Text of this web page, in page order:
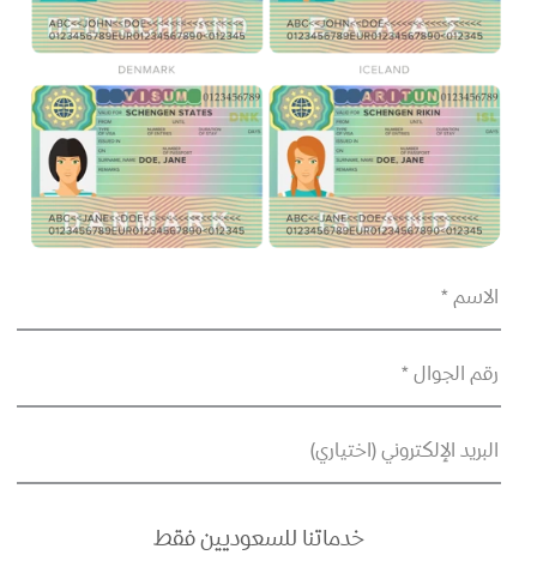
الاسم *
رقم الجوال *
البريد الإلكتروني (اختياري)
خدماتنا للسعوديين فقط